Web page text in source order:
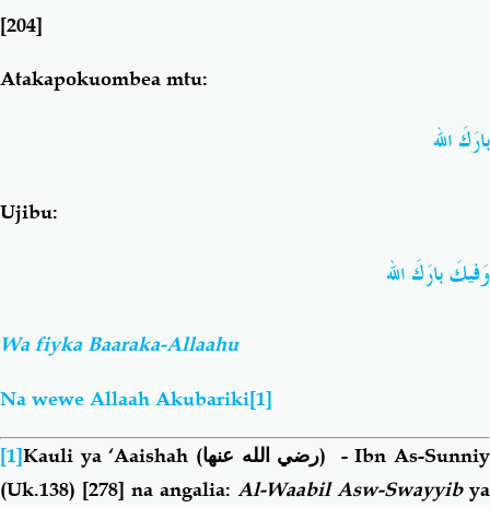
Akhlaaq-Aadaab
Chemsha Bongo
[204]
Atakapokuombea mtu:
بارَكَ الله
Ujibu:
وَفيكَ بارَكَ الله
Wa fiyka Baaraka-Allaahu
Na wewe Allaah Akubariki[1]
[1]Kauli ya ‘Aaishah (رضي الله عنها)
- Ibn As-Sunniy
(Uk.138) [278] na angalia: Al-Waabil Asw-Swayyib ya